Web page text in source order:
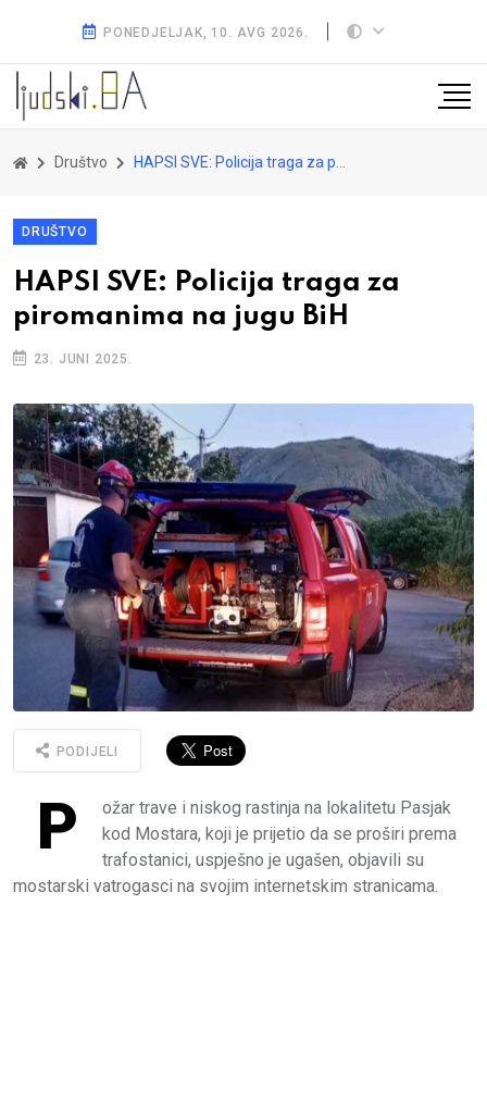
PONEDJELJAK, 10. AVG 2026.
Društvo HAPSI SVE: Policija traga za piromanima na jugu BiH
DRUŠTVO
HAPSI SVE: Policija traga za
piromanima na jugu BiH
23. JUNI 2025.
PODIJELI
P
ožar trave i niskog rastinja na lokalitetu Pasjak
kod Mostara, koji je prijetio da se proširi prema
trafostanici, uspješno je ugašen, objavili su
mostarski vatrogasci na svojim internetskim stranicama.